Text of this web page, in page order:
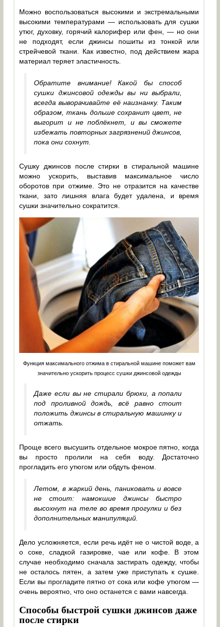
Можно воспользоваться высокими и экстремальными
высокими температурами — использовать для сушки
утюг, духовку, горячий калорифер или фен, — но они
не подходят, если джинсы пошиты из тонкой или
стрейчевой ткани. Как известно, под действием жара
материал теряет эластичность.
Обратите внимание! Какой бы способ
сушки джинсовой одежды вы ни выбрали,
всегда выворачивайте её наизнанку. Таким
образом, ткань дольше сохранит цвет, не
выгорит и не поблёкнет, и вы сможете
избежать повторных загрязнений джинсов,
пока они сохнут.
Сушку джинсов после стирки в стиральной машине
можно ускорить, выставив максимальное число
оборотов при отжиме. Это не отразится на качестве
ткани, зато лишняя влага будет удалена, и время
сушки значительно сократится.
Функция максимального отжима в стиральной машине поможет вам
значительно ускорить процесс сушки джинсовой одежды
Даже если вы не стирали брюки, а попали
под проливной дождь, всё равно стоит
положить джинсы в стиральную машинку и
отжать.
Проще всего высушить отдельное мокрое пятно, когда
вы просто пролили на себя воду. Достаточно
прогладить его утюгом или обдуть феном.
Летом, в жаркий день, паниковать и вовсе
не стоит: намокшие джинсы быстро
высохнут на теле во время прогулки и без
дополнительных манипуляций.
Дело усложняется, если речь идёт не о чистой воде, а
о соке, сладкой газировке, чае или кофе. В этом
случае необходимо сначала застирать одежду, чтобы
не осталось пятен, а затем уже приступать к сушке.
Если вы прогладите пятно от сока или кофе утюгом —
очень вероятно, что оно останется с вами навсегда.
Способы быстрой сушки джинсов даже
после стирки